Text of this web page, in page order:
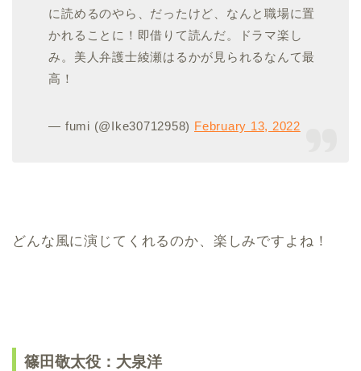
に読めるのやら、だったけど、なんと職場に置
かれることに！即借りて読んだ。ドラマ楽し
み。美人弁護士綾瀬はるかが見られるなんて最
高！
— fumi (@Ike30712958) February 13, 2022
どんな風に演じてくれるのか、楽しみですよね！
篠田敬太役：大泉洋